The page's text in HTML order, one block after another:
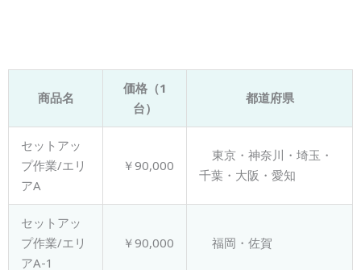
商品名
価格（1
台）
都道府県
セットアッ
プ作業/エリ
アA
￥90,000
東京・神奈川・埼玉・
千葉・大阪・愛知
セットアッ
プ作業/エリ
アA-1
￥90,000 福岡・佐賀